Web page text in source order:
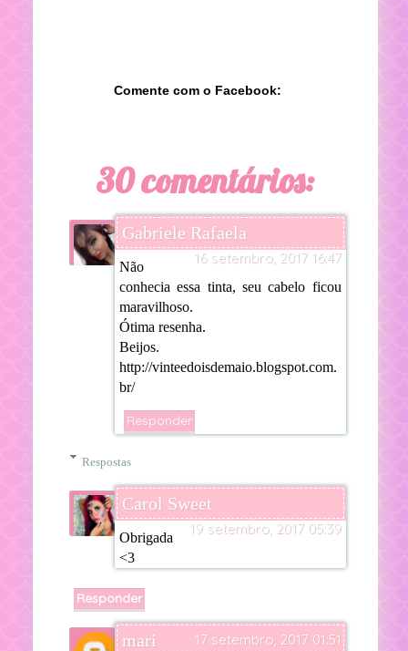
Comente com o Facebook:
30 comentários:
Gabriele Rafaela
16 setembro, 2017 16:47
Não
conhecia essa tinta, seu cabelo ficou
maravilhoso.
Ótima resenha.
Beijos.
http://vinteedoisdemaio.blogspot.com.
br/
Responder
Respostas
Carol Sweet
19 setembro, 2017 05:39
Obrigada
<3
Responder
mari 17 setembro, 2017 01:51